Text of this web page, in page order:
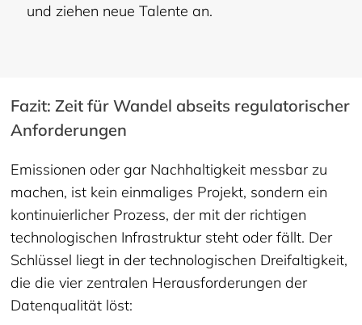
und ziehen neue Talente an.
Fazit: Zeit für Wandel abseits regulatorischer
Anforderungen
Emissionen oder gar Nachhaltigkeit messbar zu
machen, ist kein einmaliges Projekt, sondern ein
kontinuierlicher Prozess, der mit der richtigen
technologischen Infrastruktur steht oder fällt. Der
Schlüssel liegt in der technologischen Dreifaltigkeit,
die die vier zentralen Herausforderungen der
Datenqualität löst: